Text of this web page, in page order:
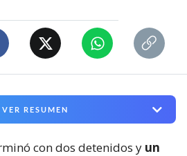
VER RESUMEN
con dos detenidos y un